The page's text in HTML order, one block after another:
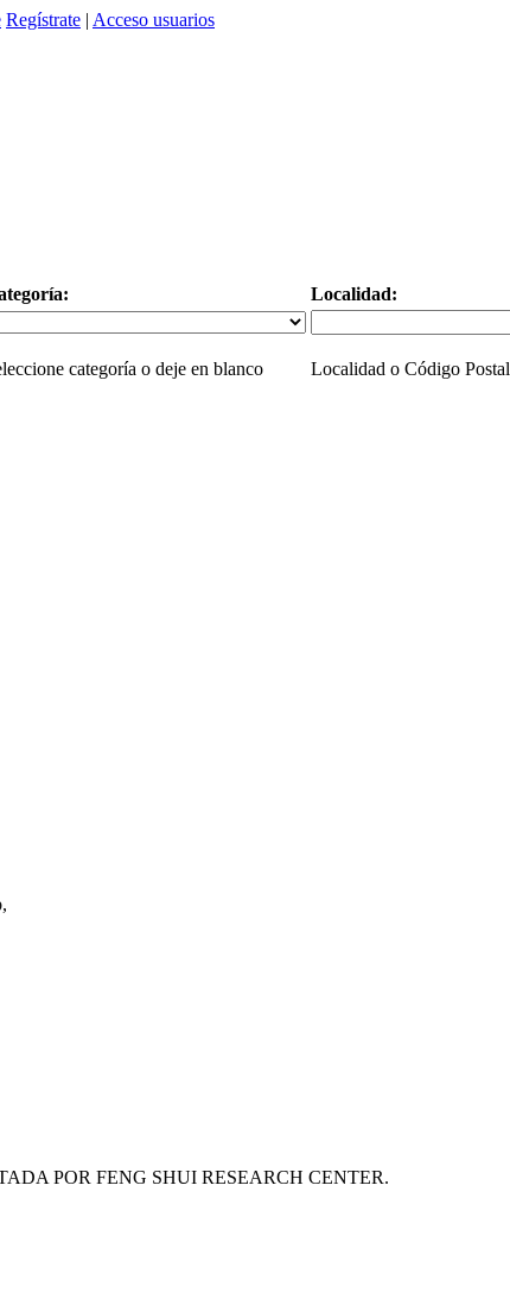
Regístrate | Acceso usuarios
Localidad:
categoría o deje en blanco Localidad o Código Postal
POR FENG SHUI RESEARCH CENTER.